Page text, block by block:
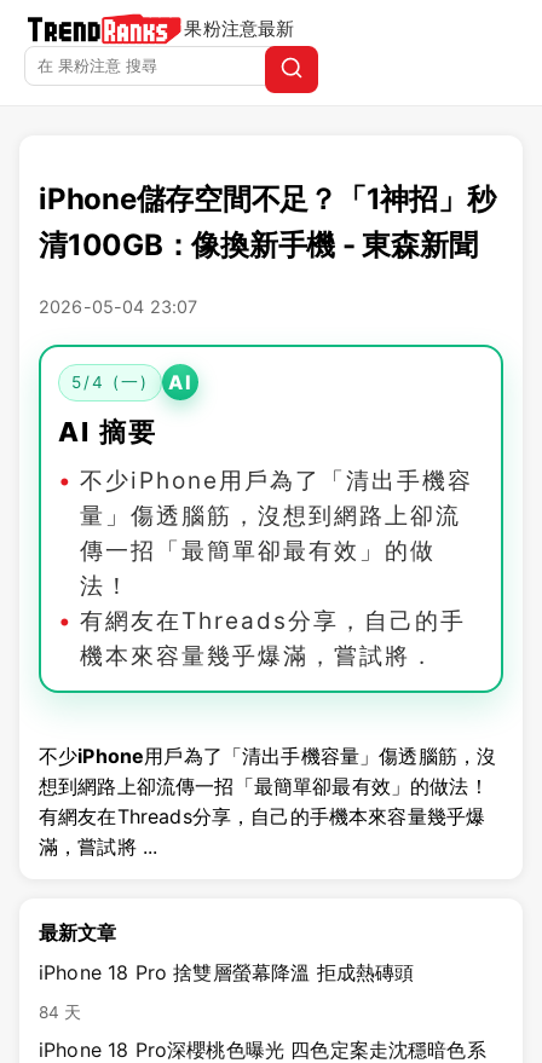
果粉注意最新
iPhone儲存空間不足？「1神招」秒
清100GB：像換新手機 - 東森新聞
2026-05-04 23:07
5/4 (一) AI
AI 摘要
不少iPhone用戶為了「清出手機容
量」傷透腦筋，沒想到網路上卻流
傳一招「最簡單卻最有效」的做
法！
有網友在Threads分享，自己的手
機本來容量幾乎爆滿，嘗試將 .
不少iPhone用戶為了「清出手機容量」傷透腦筋，沒
想到網路上卻流傳一招「最簡單卻最有效」的做法！
有網友在Threads分享，自己的手機本來容量幾乎爆
滿，嘗試將 ...
最新文章
iPhone 18 Pro 捨雙層螢幕降溫 拒成熱磚頭
84 天
iPhone 18 Pro深櫻桃色曝光 四色定案走沈穩暗色系